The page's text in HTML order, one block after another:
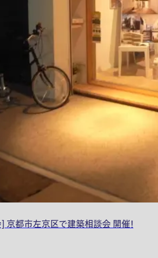
都市左京区で建築相談会 開催！